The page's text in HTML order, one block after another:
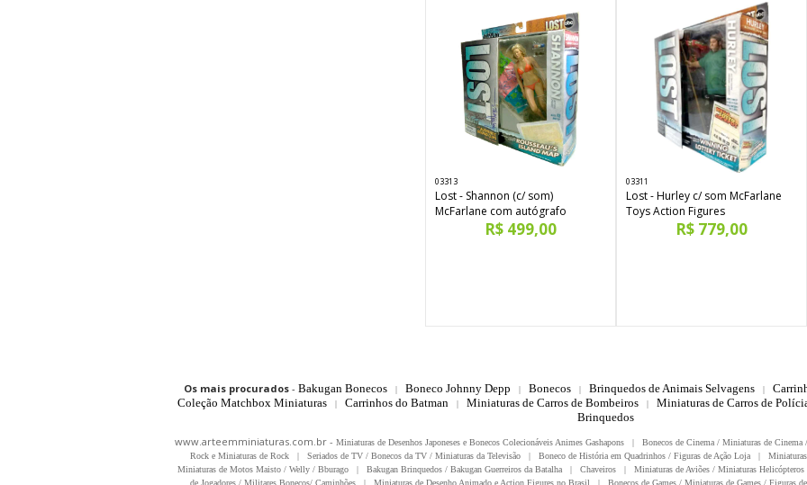
03313
Lost - Shannon (c/ som)
McFarlane com autógrafo
R$ 499,00
03311
Lost - Hurley c/ som McFarlane
Toys Action Figures
R$ 779,00
Os mais procurados- Bakugan Bonecos | Boneco Johnny Depp | Bonecos | Brinquedos de Animais Selvagens |
Coleção Matchbox Miniaturas
| Carrinhos do Batman | Miniaturas de Carros de Bombeiros | Miniaturas de Carros de
Brinquedos
www.arteemminiaturas.com.br - Miniaturas de Desenhos Japoneses e Bonecos Colecionáveis Animes Gashapons | Bonecos de Cinema / Miniaturas de Cinema
Rock e Miniaturas de Rock
| Seriados de TV / Bonecos da TV / Miniaturas da Televisão | Boneco de História em Quadrinhos / Figuras de Ação Loja |
Miniaturas de Motos Maisto / Welly / Bburago
| Bakugan Brinquedos / Bakugan Guerreiros da Batalha | Chaveiros | Miniaturas de Aviões / Miniaturas Helicópteros
de Jogadores / Militares Bonecos/ Caminhões
| Miniaturas de Desenho Animado e Action Figures no Brasil | Bonecos de Games / Miniaturas de Games / Figuras